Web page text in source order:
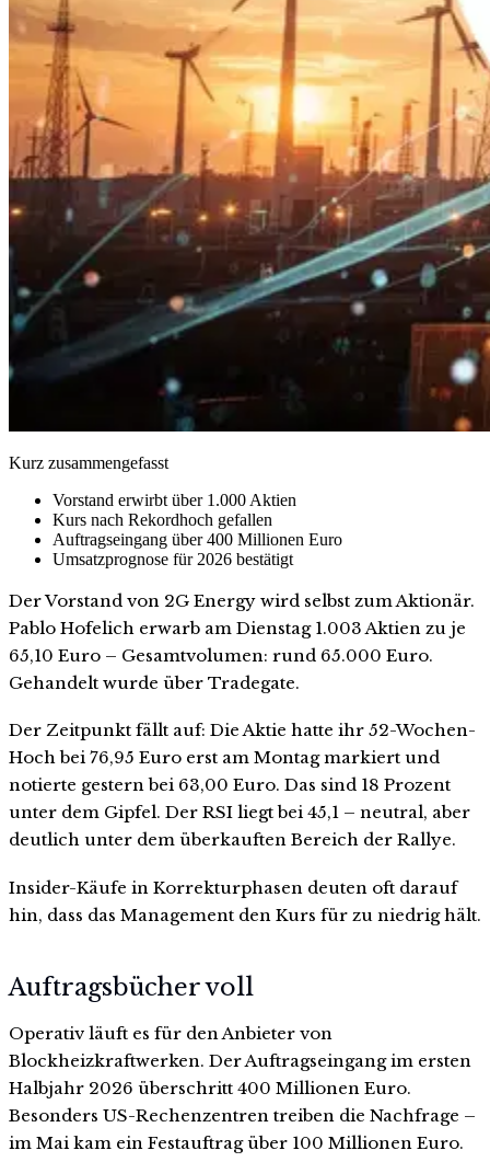
Kurz zusammengefasst
Vorstand erwirbt über 1.000 Aktien
Kurs nach Rekordhoch gefallen
Auftragseingang über 400 Millionen Euro
Umsatzprognose für 2026 bestätigt
Der Vorstand von 2G Energy wird selbst zum Aktionär.
Pablo Hofelich erwarb am Dienstag 1.003 Aktien zu je
65,10 Euro – Gesamtvolumen: rund 65.000 Euro.
Gehandelt wurde über Tradegate.
Der Zeitpunkt fällt auf: Die Aktie hatte ihr 52-Wochen-
Hoch bei 76,95 Euro erst am Montag markiert und
notierte gestern bei 63,00 Euro. Das sind 18 Prozent
unter dem Gipfel. Der RSI liegt bei 45,1 – neutral, aber
deutlich unter dem überkauften Bereich der Rallye.
Insider-Käufe in Korrekturphasen deuten oft darauf
hin, dass das Management den Kurs für zu niedrig hält.
Auftragsbücher voll
Operativ läuft es für den Anbieter von
Blockheizkraftwerken. Der Auftragseingang im ersten
Halbjahr 2026 überschritt 400 Millionen Euro.
Besonders US-Rechenzentren treiben die Nachfrage –
im Mai kam ein Festauftrag über 100 Millionen Euro.